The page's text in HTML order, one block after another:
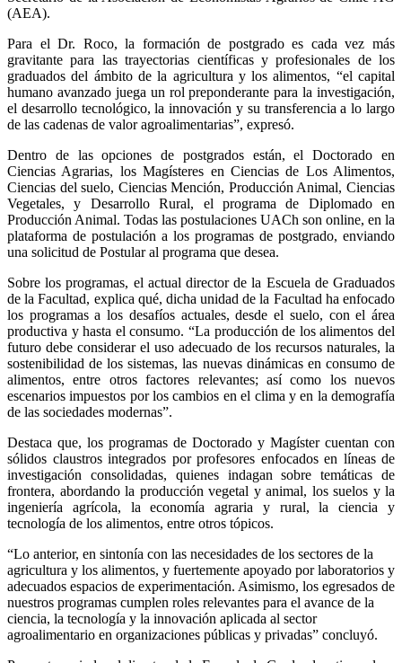
(AEA).
Para el Dr. Roco, la formación de postgrado es cada vez más
gravitante para las trayectorias científicas y profesionales de los
graduados del ámbito de la agricultura y los alimentos, “el capital
humano avanzado juega un rol preponderante para la investigación,
el desarrollo tecnológico, la innovación y su transferencia a lo largo
de las cadenas de valor agroalimentarias”, expresó.
Dentro de las opciones de postgrados están, el Doctorado en
Ciencias Agrarias, los Magísteres en Ciencias de Los Alimentos,
Ciencias del suelo, Ciencias Mención, Producción Animal, Ciencias
Vegetales, y Desarrollo Rural, el programa de Diplomado en
Producción Animal. Todas las postulaciones UACh son online, en la
plataforma de postulación a los programas de postgrado, enviando
una solicitud de Postular al programa que desea.
Sobre los programas, el actual director de la Escuela de Graduados
de la Facultad, explica qué, dicha unidad de la Facultad ha enfocado
los programas a los desafíos actuales, desde el suelo, con el área
productiva y hasta el consumo. “La producción de los alimentos del
futuro debe considerar el uso adecuado de los recursos naturales, la
sostenibilidad de los sistemas, las nuevas dinámicas en consumo de
alimentos, entre otros factores relevantes; así como los nuevos
escenarios impuestos por los cambios en el clima y en la demografía
de las sociedades modernas”.
Destaca que, los programas de Doctorado y Magíster cuentan con
sólidos claustros integrados por profesores enfocados en líneas de
investigación consolidadas, quienes indagan sobre temáticas de
frontera, abordando la producción vegetal y animal, los suelos y la
ingeniería agrícola, la economía agraria y rural, la ciencia y
tecnología de los alimentos, entre otros tópicos.
“Lo anterior, en sintonía con las necesidades de los sectores de la
agricultura y los alimentos, y fuertemente apoyado por laboratorios y
adecuados espacios de experimentación. Asimismo, los egresados de
nuestros programas cumplen roles relevantes para el avance de la
ciencia, la tecnología y la innovación aplicada al sector
agroalimentario en organizaciones públicas y privadas” concluyó.